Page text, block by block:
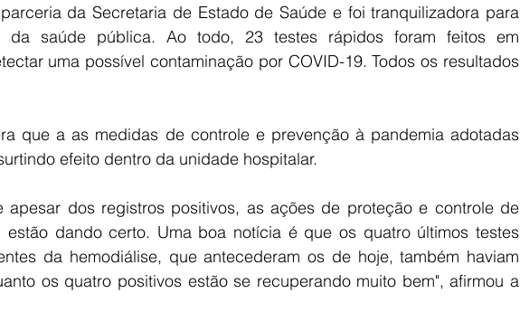
da Secretaria de Estado de Saúde e foi tranquilizadora para
da saúde pública. Ao todo, 23 testes rápidos foram feitos em
uma possível contaminação por COVID-19. Todos os resultados
que a as medidas de controle e prevenção à pandemia adotadas
efeito dentro da unidade hospitalar.
apesar dos registros positivos, as ações de proteção e controle de
estão dando certo. Uma boa notícia é que os quatro últimos testes
da hemodiálise, que antecederam os de hoje, também haviam
os quatro positivos estão se recuperando muito bem", afirmou a